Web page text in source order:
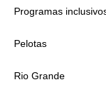
Programas
Pelotas
Rio Grande